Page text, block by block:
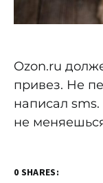
Ozon.ru
привез. Не
написал
не
0 SHARES: